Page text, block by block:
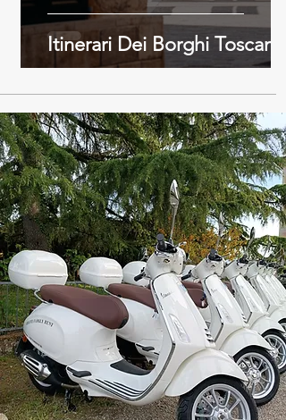
Itinerari Dei Borghi Toscani